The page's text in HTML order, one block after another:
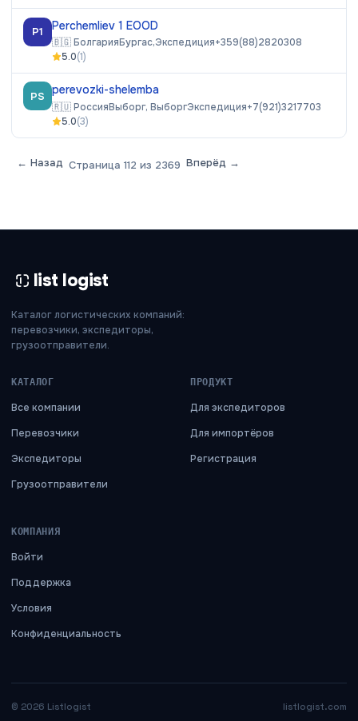
P1 Perchemliev 1 EOOD
🇧🇬БолгарияБургас,Экспедиция+359(88)2820308
5.0(1)
PS perevozki-shelemba
🇷🇺РоссияВыборг, ВыборгЭкспедиция+7(921)3217703
5.0(3)
← Назад Страница 112 из 2369 Вперёд →
list logist
Каталог логистических компаний:
перевозчики, экспедиторы,
грузоотправители.
КАТАЛОГ
Все компании
Перевозчики
Экспедиторы
Грузоотправители
ПРОДУКТ
Для экспедиторов
Для импортёров
Регистрация
КОМПАНИЯ
Войти
Поддержка
Условия
Конфиденциальность
© 2026 Listlogist listlogist.com